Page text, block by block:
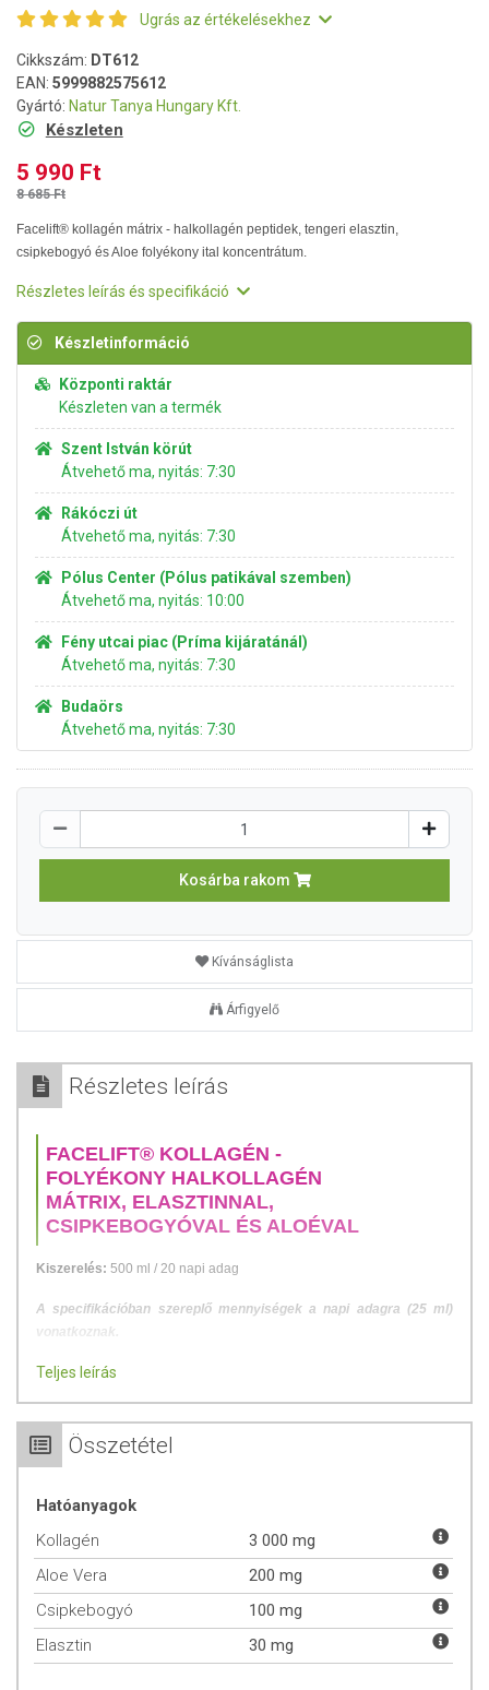
Ugrás az értékelésekhez
Cikkszám: DT612
EAN: 5999882575612
Gyártó: Natur Tanya Hungary Kft.
Készleten
5 990 Ft
8 685 Ft
Facelift® kollagén mátrix - halkollagén peptidek, tengeri elasztin,
csipkebogyó és Aloe folyékony ital koncentrátum.
Részletes leírás és specifikáció
Készletinformáció
Központi raktár
Készleten van a termék
Szent István körút
Átvehető ma, nyitás: 7:30
Rákóczi út
Átvehető ma, nyitás: 7:30
Pólus Center (Pólus patikával szemben)
Átvehető ma, nyitás: 10:00
Fény utcai piac (Príma kijáratánál)
Átvehető ma, nyitás: 7:30
Budaörs
Átvehető ma, nyitás: 7:30
Kosárba rakom
Kívánságlista
Árfigyelő
Részletes leírás
FACELIFT® KOLLAGÉN -
FOLYÉKONY HALKOLLAGÉN
MÁTRIX, ELASZTINNAL,
CSIPKEBOGYÓVAL ÉS ALOÉVAL
Kiszerelés: 500 ml / 20 napi adag
A specifikációban szereplő mennyiségek a napi adagra (25 ml)
vonatkoznak.
A NATUR TANYA® FACELIFT® KOLLAGÉN ELŐEMÉSZTETT
MOLEKULATÖMEGNEK (1000-3000 DALTON), ÉS A LIKVID
FORMÁNAK KÖSZÖNHETŐEN, GYORSAN HASZNOSÍTHATÓ
KOLLAGÉNT BIZTOSÍTANAK A SZERVEZET SZÁMÁRA.
HIDROLIZÁLT ELASZTIN, AMELYET HALAK (TŐKEHAL
FAJTÁKBÓL ÉS LEPÉNYHALBÓL) BŐRÉBŐL ENZIMATIKUS
HIDROLÍZISSEL VONNAK KI. A PROLASTIN® ELASZTIN EGY
OLYAN RUGALMAS ÖSSZETEVŐ, AMELYNEK MOLEKULATÖMEGE
1400 DA.
GYORSAN HASZNOSÍTHATÓ FOLYÉKONY HALKOLLAGÉN
Teljes leírás
Összetétel
Hatóanyagok
Kollagén
3 000 mg
Aloe Vera
200 mg
Csipkebogyó
100 mg
Elasztin
30 mg